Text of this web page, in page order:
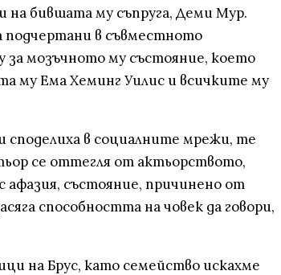
на бившата му съпруга, Деми Мур.
в съвместното
за мозъчното му състояние, което
му Ема Хеминг Уилис и всичките му
споделиха в социалните мрежи, те
се оттегля от актьорството,
афазия, състояние, причинено от
способността на човек да говори,
на Брус, като семейство искахме